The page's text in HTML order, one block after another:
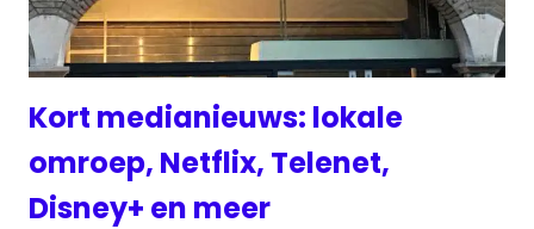
Kort medianieuws: lokale
omroep, Netflix, Telenet,
Disney+ en meer